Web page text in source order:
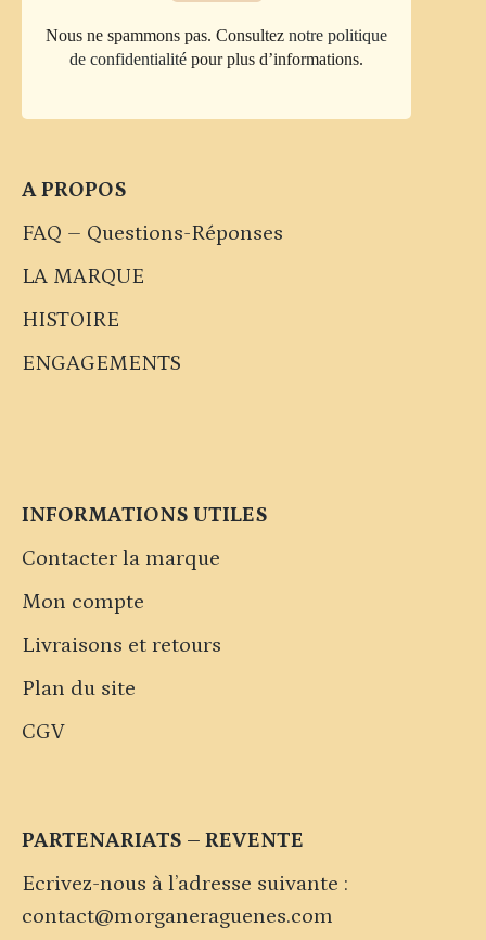
Nous ne spammons pas. Consulteznotre politique
de confidentialité pour plus d’informations.
A PROPOS
FAQ – Questions-Réponses
LA MARQUE
HISTOIRE
ENGAGEMENTS
INFORMATIONS UTILES
Contacter la marque
Mon compte
Livraisons et retours
Plan du site
CGV
PARTENARIATS – REVENTE
Ecrivez-nous à l’adresse suivante :
contact@morganeraguenes.com